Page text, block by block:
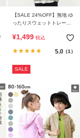
【SALE 24%OFF】無地 ゆ
ったりスウェットトレーナ
¥1,499 税込
5.0（1）
SALE